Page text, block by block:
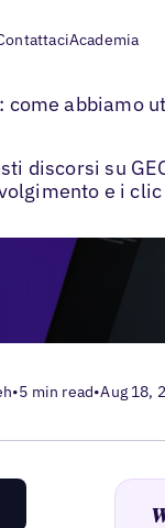
Academia
abbiamo
discorsi su
e i
•5 min read•Aug 18,